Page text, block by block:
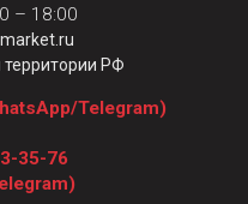
– 18:00
территории РФ
Telegram)
35-76